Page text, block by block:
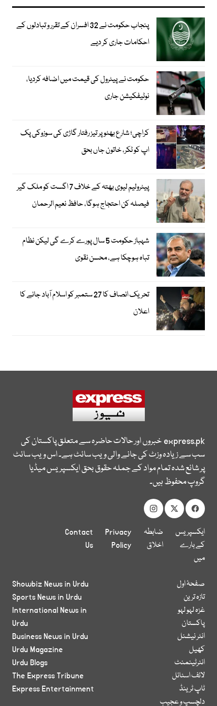
پنجاب حکومت نے 32 افسران کے تقرر و تبادلوں کے
احکامات جاری کر دیے
حکومت نے پیٹرول کی قیمت میں اضافہ کردیا،
نوٹیفکیشن جاری
کراچی؛ شارع بھٹو پر تیز رفتار گاڑی کی سوزوکی پک
اپ کو ٹکر، خاتون جاں بحق
پیٹرولیم لیوی بھتہ کے خلاف 7 اگست کو ملک گیر
فیصلہ کن احتجاج ہوگا، حافظ نعیم الرحمان
شہباز حکومت 5 سال پورے کرے گی لیکن نظام
تباہ ہوچکا ہے، محسن نقوی
تحریک انصاف کا 27 ستمبر کو اسلام آباد جانے کا
اعلان
express.pkخبروں اور حالات حاضرہ سے متعلق پاکستان کی
سب سے زیادہ وزٹ کی جانے والی ویب سائٹ ہے۔ اس ویب سائٹ
پر شائع شدہ تمام مواد کے جملہ حقوق بحق ایکسپریس میڈیا
گروپ محفوظ ہیں۔
ایکسپریس
کے بارے
میں
ضابطہ
اخلاق
Privacy
Policy
Contact
Us
صفحۂ اول
تازہ ترین
غزہ لہو لہو
پاکستان
انٹر نیشنل
کھیل
انٹرٹینمنٹ
لائف اسٹائل
ٹاپ ٹرینڈ
دلچسپ و عجیب
Showbiz News in Urdu
Sports News in Urdu
International News in
Urdu
Business News in Urdu
Urdu Magazine
Urdu Blogs
The Express Tribune
Express Entertainment